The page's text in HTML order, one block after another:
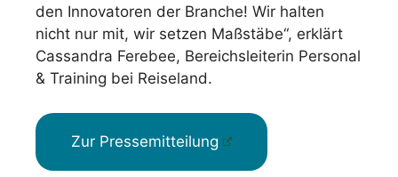
den Innovatoren der Branche! Wir halten
nicht nur mit, wir setzen Maßstäbe“, erklärt
Cassandra Ferebee, Bereichsleiterin Personal
& Training bei Reiseland.
Zur Pressemitteilung